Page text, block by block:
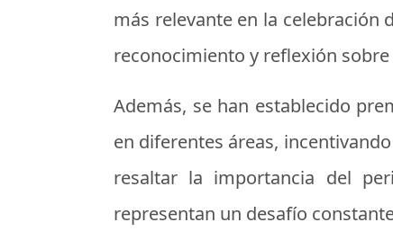
más relevante en la celebración
reconocimiento y reflexión
Además, se han establecido
en diferentes áreas,
resaltar la importancia del
representan un desafío